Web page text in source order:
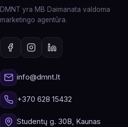
DMNT yra MB Daimanata valdoma
marketingo agentūra.
info@dmnt.lt
+370 628 15432
Studentų g. 30B, Kaunas